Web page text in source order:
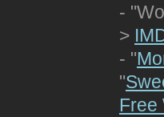
-
>
- "
"
Free